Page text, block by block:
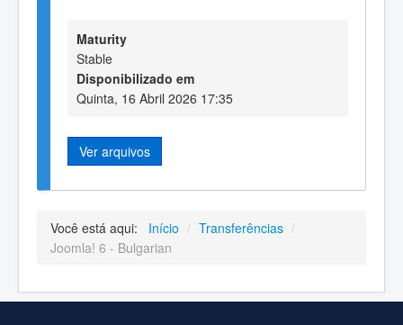
Maturity
Stable
Disponibilizado em
Quinta, 16 Abril 2026 17:35
Ver arquivos
Você está aqui: Início / Transferências /
Joomla! 6 - Bulgarian